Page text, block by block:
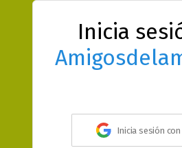
Inicia
Inicia sesión